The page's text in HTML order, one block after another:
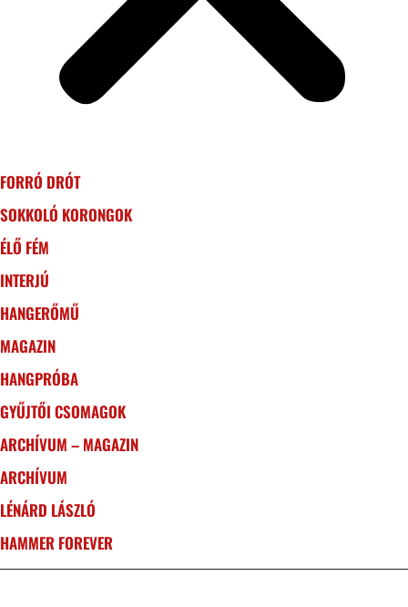
FORRÓ DRÓT
SOKKOLÓ KORONGOK
ÉLŐ FÉM
INTERJÚ
HANGERŐMŰ
MAGAZIN
HANGPRÓBA
GYŰJTŐI CSOMAGOK
ARCHÍVUM – MAGAZIN
ARCHÍVUM
LÉNÁRD LÁSZLÓ
HAMMER FOREVER